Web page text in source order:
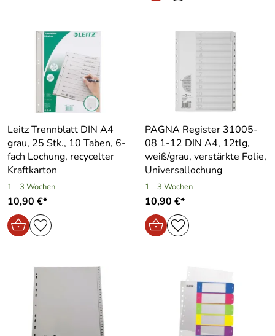
Leitz Trennblatt DIN A4
grau, 25 Stk., 10 Taben, 6-
fach Lochung, recycelter
Kraftkarton
1 - 3 Wochen
10,90 €*
PAGNA Register 31005-
08 1-12 DIN A4, 12tlg,
weiß/grau, verstärkte Folie,
Universallochung
1 - 3 Wochen
10,90 €*